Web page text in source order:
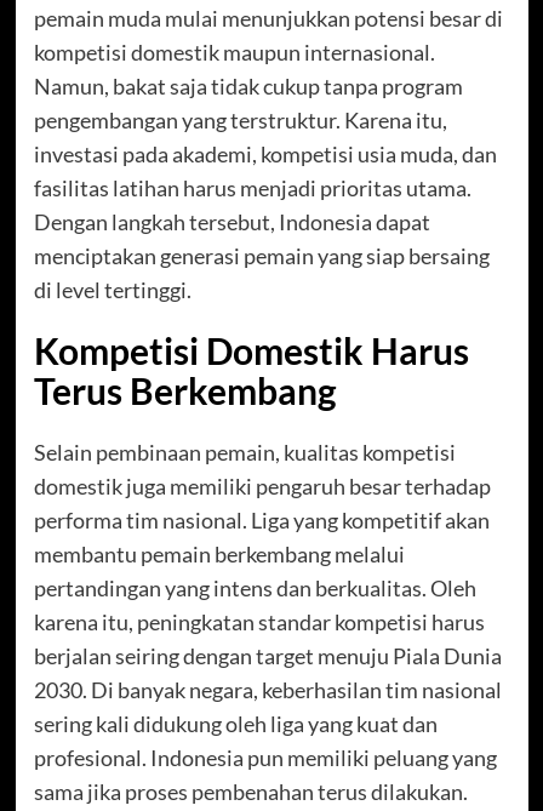
pemain muda mulai menunjukkan potensi besar di
kompetisi domestik maupun internasional.
Namun, bakat saja tidak cukup tanpa program
pengembangan yang terstruktur. Karena itu,
investasi pada akademi, kompetisi usia muda, dan
fasilitas latihan harus menjadi prioritas utama.
Dengan langkah tersebut, Indonesia dapat
menciptakan generasi pemain yang siap bersaing
di level tertinggi.
Kompetisi Domestik Harus
Terus Berkembang
Selain pembinaan pemain, kualitas kompetisi
domestik juga memiliki pengaruh besar terhadap
performa tim nasional. Liga yang kompetitif akan
membantu pemain berkembang melalui
pertandingan yang intens dan berkualitas. Oleh
karena itu, peningkatan standar kompetisi harus
berjalan seiring dengan target menuju Piala Dunia
2030. Di banyak negara, keberhasilan tim nasional
sering kali didukung oleh liga yang kuat dan
profesional. Indonesia pun memiliki peluang yang
sama jika proses pembenahan terus dilakukan.